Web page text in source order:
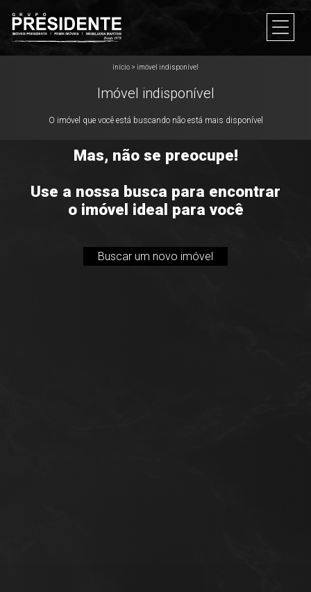
início > imóvel indisponível
Imóvel indisponível
O imóvel que você está buscando não está mais disponível
Mas, não se preocupe!
Use a nossa busca para encontrar
o imóvel ideal para você
Buscar um novo imóvel